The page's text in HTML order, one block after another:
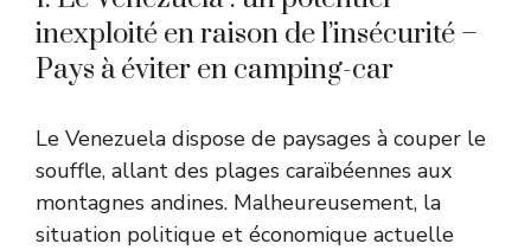
inexploité en raison de l’insécurité –
Pays à éviter en camping-car
Le Venezuela dispose de paysages à couper le
souffle, allant des plages caraïbéennes aux
montagnes andines. Malheureusement, la
situation politique et économique actuelle